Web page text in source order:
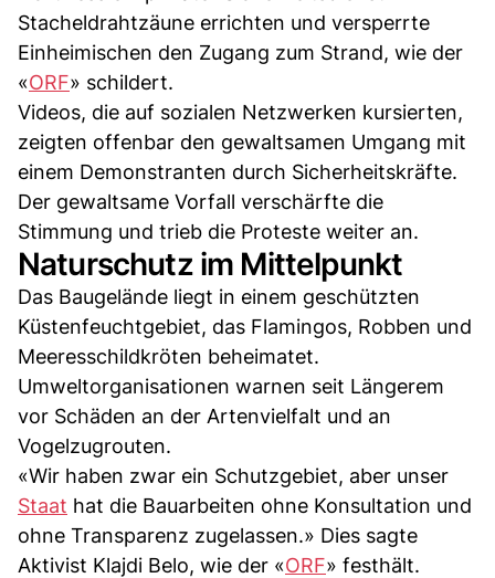
Stacheldrahtzäune errichten und versperrte
Einheimischen den Zugang zum Strand, wie der
«ORF» schildert.
Videos, die auf sozialen Netzwerken kursierten,
zeigten offenbar den gewaltsamen Umgang mit
einem Demonstranten durch Sicherheitskräfte.
Der gewaltsame Vorfall verschärfte die
Stimmung und trieb die Proteste weiter an.
Naturschutz im Mittelpunkt
Das Baugelände liegt in einem geschützten
Küstenfeuchtgebiet, das Flamingos, Robben und
Meeresschildkröten beheimatet.
Umweltorganisationen warnen seit Längerem
vor Schäden an der Artenvielfalt und an
Vogelzugrouten.
«Wir haben zwar ein Schutzgebiet, aber unser
Staat hat die Bauarbeiten ohne Konsultation und
ohne Transparenz zugelassen.» Dies sagte
Aktivist Klajdi Belo, wie der «ORF» festhält.